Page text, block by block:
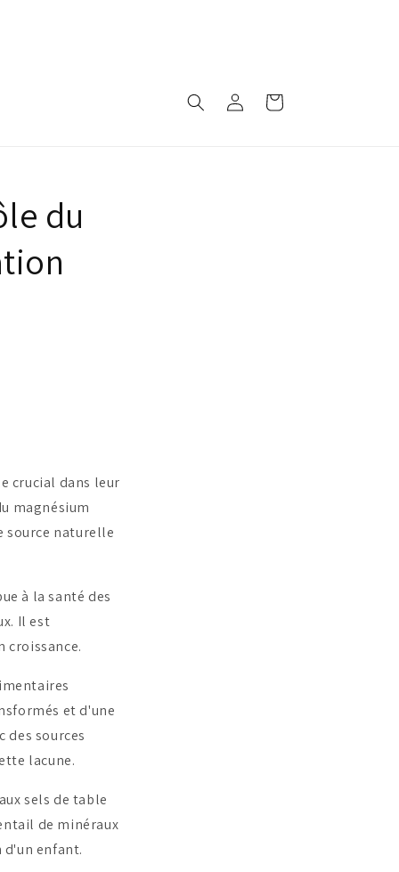
Connexion Panier
du
crucial dans leur
magnésium
source naturelle
à la santé des
Il est
croissance.
et d'une
sources
lacune.
sels de table
de minéraux
enfant.